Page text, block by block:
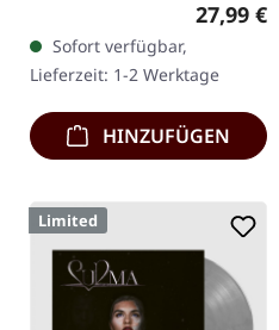
Preis:
im Gatefold-Cover. Mann,
wo soll ich nur anfangen
bei diesem…
27,99 €
Sofort verfügbar,
Lieferzeit: 1-2 Werktage
HINZUFÜGEN
Limited